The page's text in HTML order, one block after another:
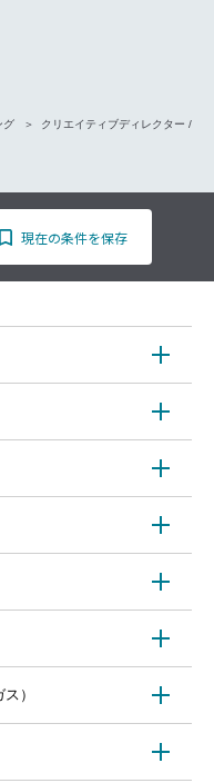
グ
クリエイティブディレクター /
現在の条件を保存
）